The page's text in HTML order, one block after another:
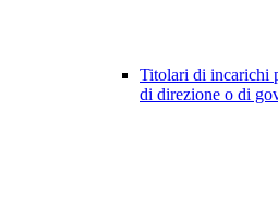
Titolari di incarichi
di direzione o di